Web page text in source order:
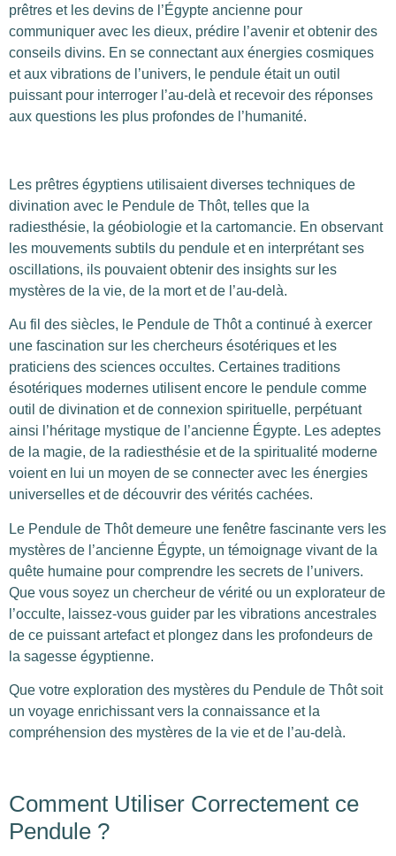
prêtres et les devins de l’Égypte ancienne pour
communiquer avec les dieux, prédire l’avenir et obtenir des
conseils divins. En se connectant aux énergies cosmiques
et aux vibrations de l’univers, le pendule était un outil
puissant pour interroger l’au-delà et recevoir des réponses
aux questions les plus profondes de l’humanité.
Les prêtres égyptiens utilisaient diverses techniques de
divination avec le Pendule de Thôt, telles que la
radiesthésie, la géobiologie et la cartomancie. En observant
les mouvements subtils du pendule et en interprétant ses
oscillations, ils pouvaient obtenir des insights sur les
mystères de la vie, de la mort et de l’au-delà.
Au fil des siècles, le Pendule de Thôt a continué à exercer
une fascination sur les chercheurs ésotériques et les
praticiens des sciences occultes. Certaines traditions
ésotériques modernes utilisent encore le pendule comme
outil de divination et de connexion spirituelle, perpétuant
ainsi l’héritage mystique de l’ancienne Égypte. Les adeptes
de la magie, de la radiesthésie et de la spiritualité moderne
voient en lui un moyen de se connecter avec les énergies
universelles et de découvrir des vérités cachées.
Le Pendule de Thôt demeure une fenêtre fascinante vers les
mystères de l’ancienne Égypte, un témoignage vivant de la
quête humaine pour comprendre les secrets de l’univers.
Que vous soyez un chercheur de vérité ou un explorateur de
l’occulte, laissez-vous guider par les vibrations ancestrales
de ce puissant artefact et plongez dans les profondeurs de
la sagesse égyptienne.
Que votre exploration des mystères du Pendule de Thôt soit
un voyage enrichissant vers la connaissance et la
compréhension des mystères de la vie et de l’au-delà.
Comment Utiliser Correctement ce
Pendule ?